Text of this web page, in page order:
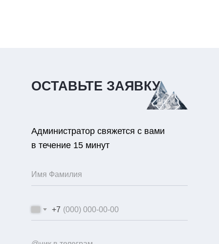
ОСТАВЬТЕ ЗАЯВКУ
Администратор свяжется с вами
в течение 15 минут
+7